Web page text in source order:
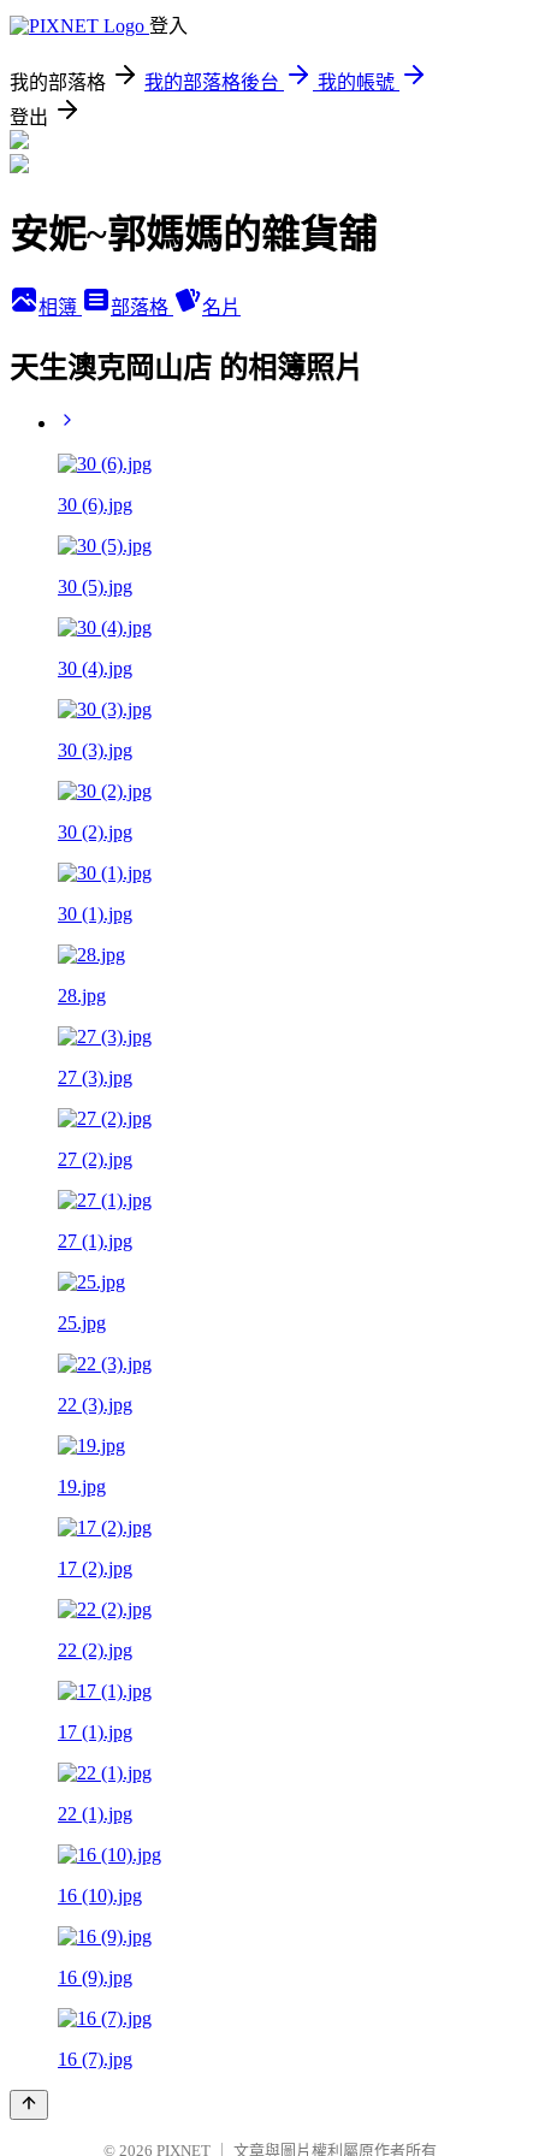
登入
我的部落格 我的部落格後台
我的帳號
登出
安妮~郭媽媽的雜貨舖
相簿 部落格 名片
天生澳克岡山店 的相簿照片
30 (6).jpg
30 (5).jpg
30 (4).jpg
30 (3).jpg
30 (2).jpg
30 (1).jpg
28.jpg
27 (3).jpg
27 (2).jpg
27 (1).jpg
25.jpg
22 (3).jpg
19.jpg
17 (2).jpg
22 (2).jpg
17 (1).jpg
22 (1).jpg
16 (10).jpg
16 (9).jpg
16 (7).jpg
© 2026 PIXNET 文章與圖片權利屬原作者所有